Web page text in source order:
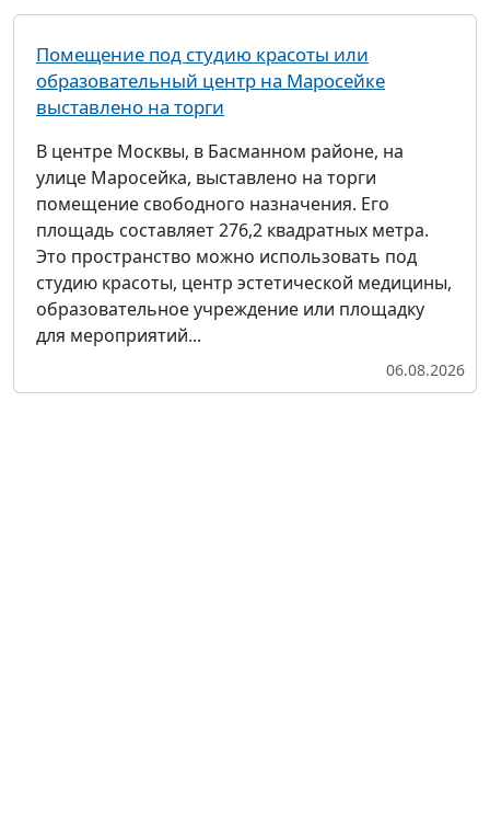
Помещение под студию красоты или
образовательный центр на Маросейке
выставлено на торги
В центре Москвы, в Басманном районе, на
улице Маросейка, выставлено на торги
помещение свободного назначения. Его
площадь составляет 276,2 квадратных метра.
Это пространство можно использовать под
студию красоты, центр эстетической медицины,
образовательное учреждение или площадку
для мероприятий...
06.08.2026